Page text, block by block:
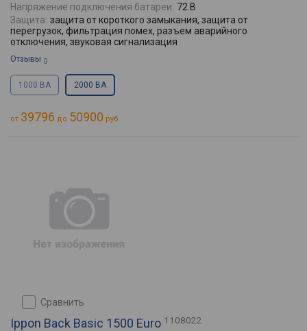
Напряжение подключения батареи: 72 В
Защита: защита от короткого замыкания, защита от
перегрузок, фильтрация помех, разъем аварийного
отключения, звуковая сигнализация
Отзывы 0
1000 ВА 2000 ВА
от 39796 до 50900 руб.
сравнить
Ippon Back Basic 1500 Euro 1108022